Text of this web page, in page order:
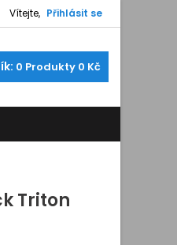
Vítejte, Přihlásit se
0 Produkty 0 Kč
Triton